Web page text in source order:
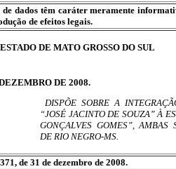
de dados têm caráter meramente
de efeitos legais.
ESTADO DE MATO GROSSO DO SUL
DE 2008.
DISPÕE SOBRE A
“JOSÉ JACINTO DE SOUZA” À
GONÇALVES GOMES”, AMBAS
DE RIO NEGRO-MS.
de 31 de dezembro de 2008.